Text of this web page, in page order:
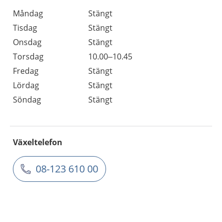
Måndag
Stängt
Tisdag
Stängt
Onsdag
Stängt
Torsdag
10.00–10.45
Fredag
Stängt
Lördag
Stängt
Söndag
Stängt
Växeltelefon
08-123 610 00